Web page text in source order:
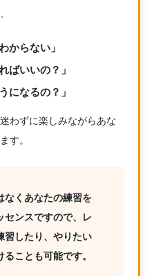
からない」
ばいいの？」
になるの？」
わずに楽しみながらあな
す。
なくあなたの練習を
センスですので、レ
習したり、やりたい
ことも可能です。